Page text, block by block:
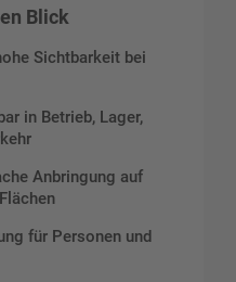
Blick
Sichtbarkeit bei
in Betrieb, Lager,
Anbringung auf
für Personen und